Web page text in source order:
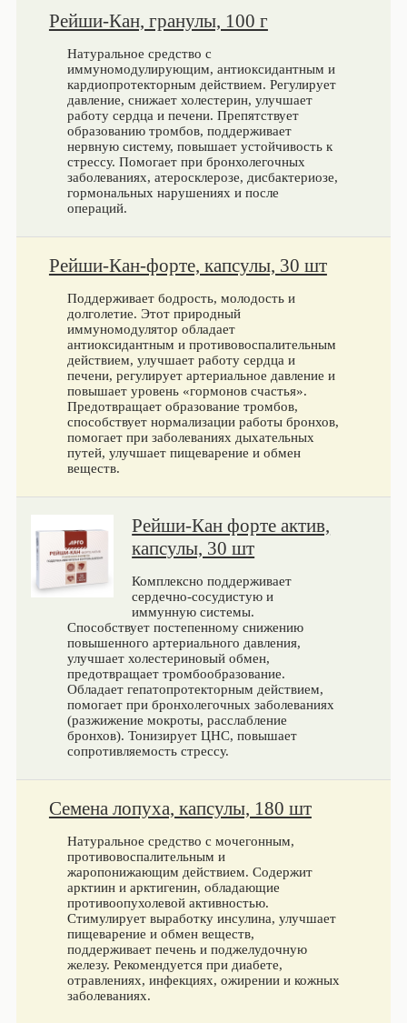
Рейши-Кан, гранулы, 100 г
Натуральное средство с
иммуномодулирующим, антиоксидантным и
кардиопротекторным действием. Регулирует
давление, снижает холестерин, улучшает
работу сердца и печени. Препятствует
образованию тромбов, поддерживает
нервную систему, повышает устойчивость к
стрессу. Помогает при бронхолегочных
заболеваниях, атеросклерозе, дисбактериозе,
гормональных нарушениях и после
операций.
Рейши-Кан-форте, капсулы, 30 шт
Поддерживает бодрость, молодость и
долголетие. Этот природный
иммуномодулятор обладает
антиоксидантным и противовоспалительным
действием, улучшает работу сердца и
печени, регулирует артериальное давление и
повышает уровень «гормонов счастья».
Предотвращает образование тромбов,
способствует нормализации работы бронхов,
помогает при заболеваниях дыхательных
путей, улучшает пищеварение и обмен
веществ.
Рейши-Кан форте актив,
капсулы, 30 шт
Комплексно поддерживает
сердечно-сосудистую и
иммунную системы.
Способствует постепенному снижению
повышенного артериального давления,
улучшает холестериновый обмен,
предотвращает тромбообразование.
Обладает гепатопротекторным действием,
помогает при бронхолегочных заболеваниях
(разжижение мокроты, расслабление
бронхов). Тонизирует ЦНС, повышает
сопротивляемость стрессу.
Семена лопуха, капсулы, 180 шт
Натуральное средство с мочегонным,
противовоспалительным и
жаропонижающим действием. Содержит
арктиин и арктигенин, обладающие
противоопухолевой активностью.
Стимулирует выработку инсулина, улучшает
пищеварение и обмен веществ,
поддерживает печень и поджелудочную
железу. Рекомендуется при диабете,
отравлениях, инфекциях, ожирении и кожных
заболеваниях.